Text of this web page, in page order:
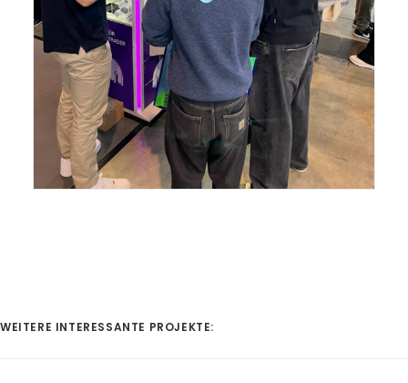
WEITERE INTERESSANTE PROJEKTE: